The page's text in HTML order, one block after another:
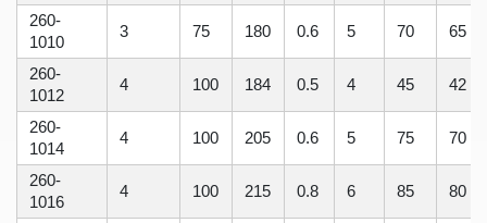
260-
1010
3 75 180 0.6 5 70 65
260-
1012
4 100 184 0.5 4 45 42
260-
1014
4 100 205 0.6 5 75 70
260-
1016
4 100 215 0.8 6 85 80